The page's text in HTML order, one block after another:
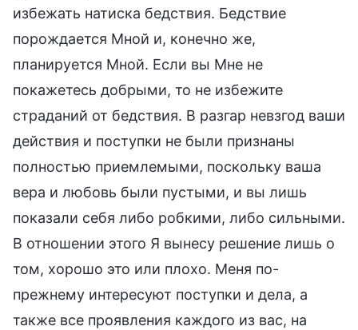
избежать натиска бедствия. Бедствие
порождается Мной и, конечно же,
планируется Мной. Если вы Мне не
покажетесь добрыми, то не избежите
страданий от бедствия. В разгар невзгод ваши
действия и поступки не были признаны
полностью приемлемыми, поскольку ваша
вера и любовь были пустыми, и вы лишь
показали себя либо робкими, либо сильными.
В отношении этого Я вынесу решение лишь о
том, хорошо это или плохо. Меня по-
прежнему интересуют поступки и дела, а
также все проявления каждого из вас, на